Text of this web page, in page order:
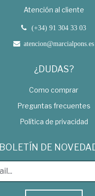
Atención al cliente
(+34) 91 304 33 03
atencion@marcialpons.es
¿DUDAS?
Como comprar
Preguntas frecuentes
Política de privacidad
BOLETÍN DE